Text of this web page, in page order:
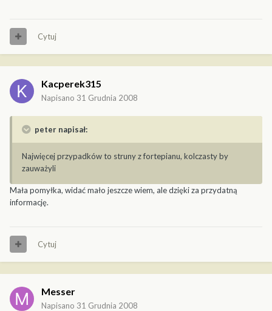
Cytuj
Kacperek315
Napisano 31 Grudnia 2008
peter napisał:
Najwięcej przypadków to struny z fortepianu, kolczasty by
zauważyli
Mała pomyłka, widać mało jeszcze wiem, ale dzięki za przydatną
informację.
Cytuj
Messer
Napisano 31 Grudnia 2008